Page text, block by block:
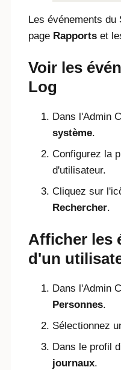
Les événements
page Rapportset
Voir les
Log
Dans l'Admin
système.
Configurez la
d'utilisateur.
Cliquez sur
Rechercher.
Afficher les
d'un
Dans l'Admin
Personnes.
Sélectionnez
Dans le profil
journaux.